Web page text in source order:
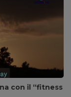
con il “fitness